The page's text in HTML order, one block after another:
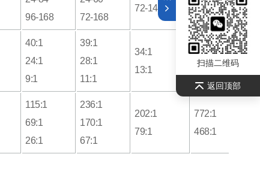
96-168
72-168
72-144 36-48
40:1
24:1
9:1
39:1
28:1
11:1
34:1
13:1
270:1
164:1
115:1
69:1
26:1
236:1
170:1
67:1
202:1
79:1
772:1
468:1
扫描二维码
返回顶部